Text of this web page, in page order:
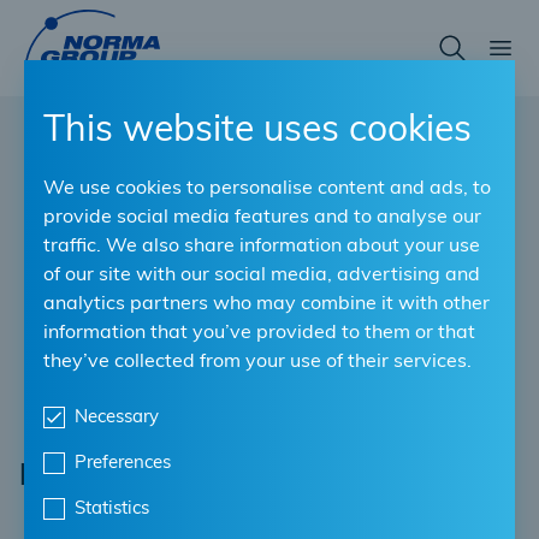
This website uses cookies
We use cookies to personalise content and ads, to
provide social media features and to analyse our
traffic. We also share information about your use
of our site with our social media, advertising and
analytics partners who may combine it with other
information that you’ve provided to them or that
they’ve collected from your use of their services.
Necessary
Preferences
Statistics
Halterungsschellen